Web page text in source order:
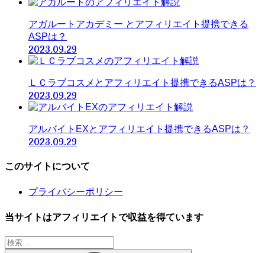
アガルートアカデミー とアフィリエイト提携できる
ASPは？
2023.09.29
ＬＣラブコスメとアフィリエイト提携できるASPは？
2023.09.29
アルバイトEXとアフィリエイト提携できるASPは？
2023.09.29
このサイトについて
プライバシーポリシー
当サイトはアフィリエイトで収益を得ています
検